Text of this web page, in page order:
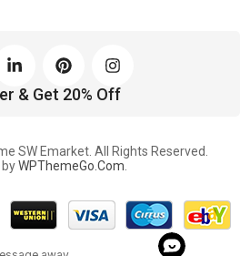
& Get 20% Off
SW Emarket. All Rights Reserved.
byWPThemeGo.Com